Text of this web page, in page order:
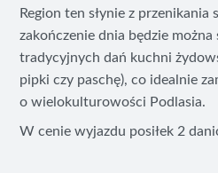
Region ten słynie z przenikania
zakończenie dnia będzie
tradycyjnych dań kuchni
pipki czy paschę), co idealnie
o wielokulturowości Podlasia.
W cenie wyjazdu posiłek 2